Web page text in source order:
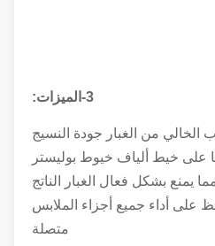
من الغبار جودة النسيج
خيط ألياف خيوط بوليستر
بشكل فعال الغبار الناتج
أداء جميع أجزاء الملابس
متصلة